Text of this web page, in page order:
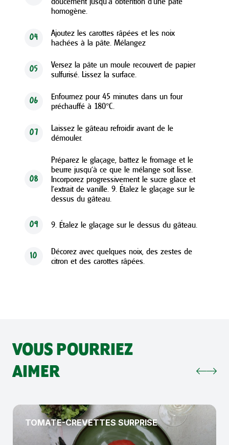
homogène.
04
Ajoutez les carottes râpées et les noix
hachées à la pâte. Mélangez
05
Versez la pâte un moule recouvert de papier
sulfurisé. Lissez la surface.
06
Enfournez pour 45 minutes dans un four
préchauffé à 180°C.
07
Laissez le gâteau refroidir avant de le
démouler.
08
Préparez le glaçage, battez le fromage et le
beurre jusqu'à ce que le mélange soit lisse.
Incorporez progressivement le sucre glace et
l'extrait de vanille. 9. Étalez le glaçage sur le
dessus du gâteau.
09 9. Étalez le glaçage sur le dessus du gâteau.
10
Décorez avec quelques noix, des zestes de
citron et des carottes râpées.
VOUS POURRIEZ
AIMER
TOMATE-CREVETTES SURPRISE